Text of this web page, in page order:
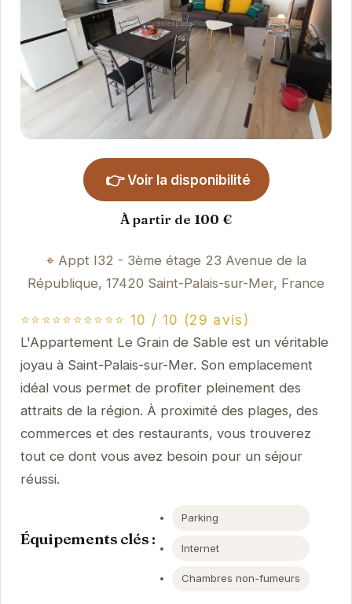
👉 Voir la disponibilité
À partir de 100 €
Appt I32 - 3ème étage 23 Avenue de la
République, 17420 Saint-Palais-sur-Mer, France
⭐⭐⭐⭐⭐⭐⭐⭐⭐⭐ 10 / 10 (29 avis)
L'Appartement Le Grain de Sable est un véritable
joyau à Saint-Palais-sur-Mer. Son emplacement
idéal vous permet de profiter pleinement des
attraits de la région. À proximité des plages, des
commerces et des restaurants, vous trouverez
tout ce dont vous avez besoin pour un séjour
réussi.
Équipements clés :
Parking
Internet
Chambres non-fumeurs